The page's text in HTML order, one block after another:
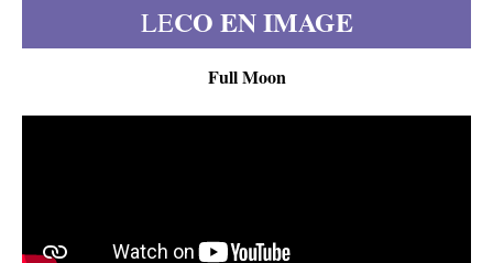
LECO EN IMAGE
Full Moon